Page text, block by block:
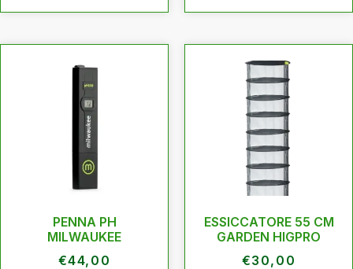
PENNA PH
MILWAUKEE
€44,00
ESSICCATORE 55 CM
GARDEN HIGPRO
€30,00